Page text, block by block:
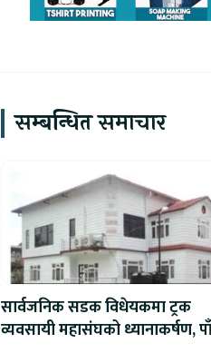
सम्बन्धित समाचार
सार्वजनिक सडक विधेयकमा ट्रक
व्यवसायी महासंघको ध्यानाकर्षण,